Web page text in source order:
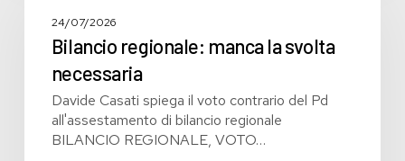
svolta
24/07/2026
Bilancio regionale: manca la svolta
necessaria
Davide Casati spiega il voto contrario del Pd
all'assestamento di bilancio regionale
BILANCIO REGIONALE, VOTO…